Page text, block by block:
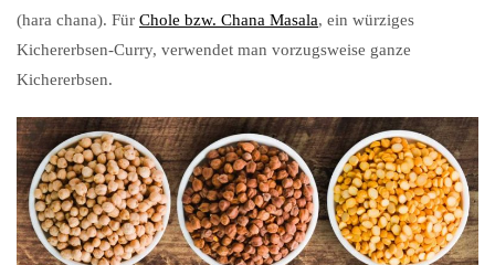
(hara chana). Für Chole bzw. Chana Masala, ein würziges
Kichererbsen-Curry, verwendet man vorzugsweise ganze
Kichererbsen.